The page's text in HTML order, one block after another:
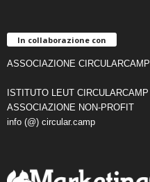
In collaborazione con
ASSOCIAZIONE CIRCULARCAMP
ISTITUTO LEUT CIRCULARCAMP
ASSOCIAZIONE NON-PROFIT
info (@) circular.camp